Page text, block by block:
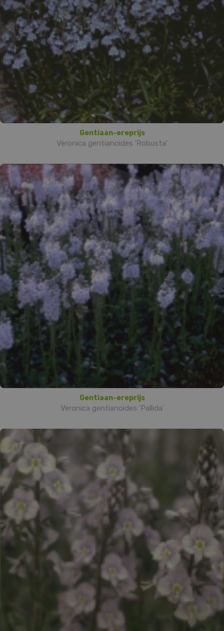
Gentiaan-ereprijs
Veronica gentianoides 'Robusta'
Gentiaan-ereprijs
Veronica gentianoides 'Pallida'